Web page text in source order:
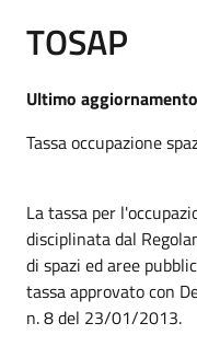
TOSAP
Ultimo aggiornamento
Tassa occupazione
La tassa per
disciplinata dal
di spazi ed aree
tassa approvato con
n. 8 del 23/01/2013.